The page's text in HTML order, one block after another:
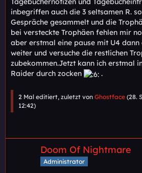
inbegriffen auch die 3 seltsamen R.
Gespräche gesammelt und die
bei versteckte Trophäen fehlen mir
aber erstmal eine pause mit U4 dann
weiter und versuche die restlichen
zubekommen.Jetzt kann ich erstmal
Raider durch zocken
.
2 Mal editiert, zuletzt von Ghostface (28.
12:42)
Doom Of Nightmare
Administrator